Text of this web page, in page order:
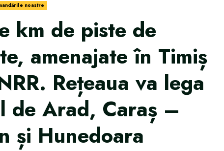
noastre
km de piste de
amenajate în Timiș
Rețeaua va lega
de Arad, Caraș –
și Hunedoara